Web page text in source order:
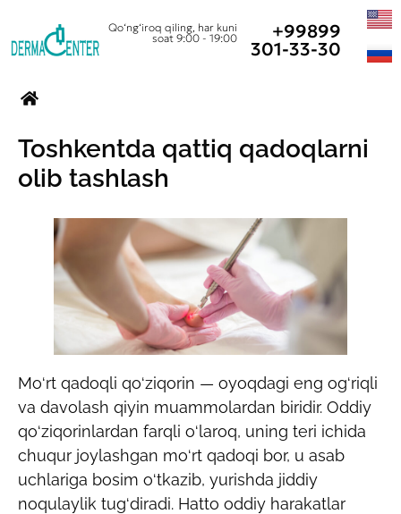
Qo‘ng‘iroq qiling, har kuni
soat 9:00 - 19:00
+99899
301-33-30
Toshkentda qattiq qadoqlarni
olib tashlash
Mo‘rt qadoqli qo‘ziqorin — oyoqdagi eng og‘riqli
va davolash qiyin muammolardan biridir. Oddiy
qo‘ziqorinlardan farqli o‘laroq, uning teri ichida
chuqur joylashgan mo‘rt qadoqi bor, u asab
uchlariga bosim o‘tkazib, yurishda jiddiy
noqulaylik tug‘diradi. Hatto oddiy harakatlar